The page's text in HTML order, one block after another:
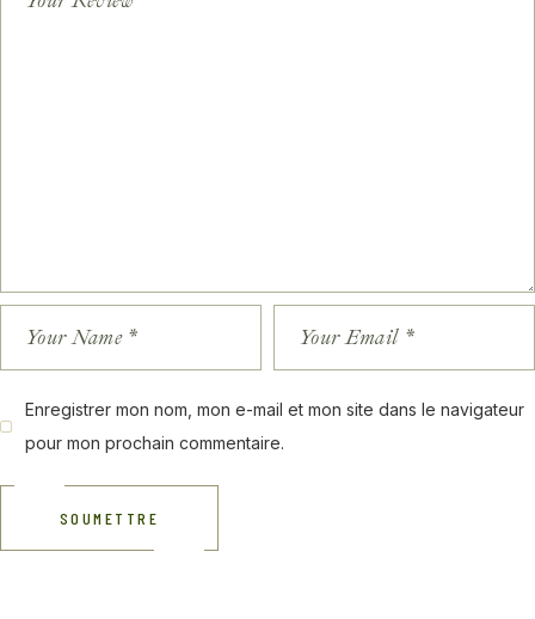
Enregistrer mon nom, mon e-mail et mon site dans le navigateur
pour mon prochain commentaire.
SOUMETTRE